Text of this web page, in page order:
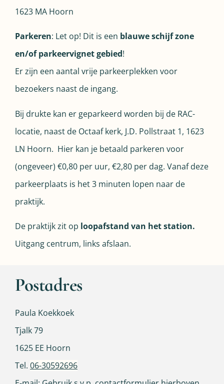
1623 MA Hoorn
Parkeren: Let op! Dit is een blauwe schijf zone
en/of parkeervignet gebied!
Er zijn een aantal vrije parkeerplekken voor
bezoekers naast de ingang.
Bij drukte kan er geparkeerd worden bij de RAC-
locatie, naast de Octaaf kerk, J.D. Pollstraat 1, 1623
LN Hoorn. Hier kan je betaald parkeren voor
(ongeveer) €0,80 per uur, €2,80 per dag. Vanaf deze
parkeerplaats is het 3 minuten lopen naar de
praktijk.
De praktijk zit op loopafstand van het station.
Uitgang centrum, links afslaan.
Postadres
Paula Koekkoek
Tjalk 79
1625 EE Hoorn
Tel. 06-30592696